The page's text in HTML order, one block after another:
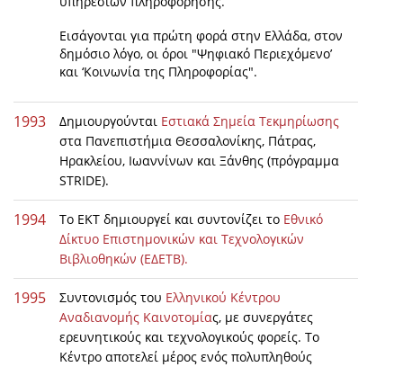
Press Centre
"Innovation, Research & Technology" magazine
Contact
Helpdesks
Telephone & email Directory
Access to EKT
Εισάγονται για πρώτη φορά στην Ελλάδα, στον
δημόσιο λόγο, οι όροι "Ψηφιακό Περιεχόμενο’
και ‘Κοινωνία της Πληροφορίας".
1993 Δημιουργούνται Εστιακά Σημεία Τεκμηρίωσης
στα Πανεπιστήμια Θεσσαλονίκης, Πάτρας,
Ηρακλείου, Ιωαννίνων και Ξάνθης (πρόγραμμα
STRIDE).
1994 Το ΕΚΤ δημιουργεί και συντονίζει το Εθνικό
Δίκτυο Επιστημονικών και Τεχνολογικών
Βιβλιοθηκών (ΕΔΕΤΒ).
1995 Συντονισμός του Ελληνικού Κέντρου
Αναδιανομής Καινοτομίας, με συνεργάτες
ερευνητικούς και τεχνολογικούς φορείς. Το
Κέντρο αποτελεί μέρος ενός πολυπληθούς